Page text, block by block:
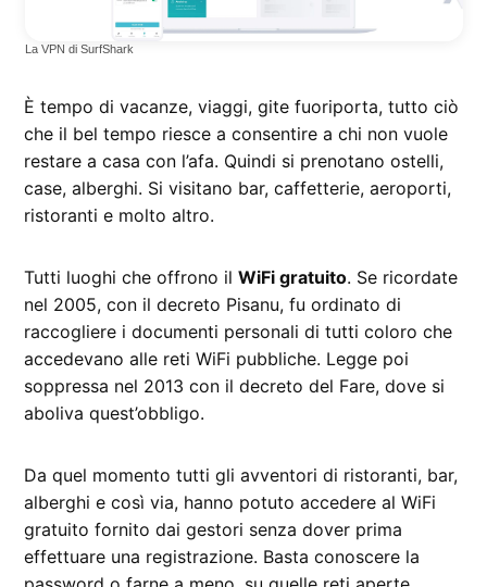
La VPN di SurfShark
È tempo di vacanze, viaggi, gite fuoriporta, tutto ciò
che il bel tempo riesce a consentire a chi non vuole
restare a casa con l’afa. Quindi si prenotano ostelli,
case, alberghi. Si visitano bar, caffetterie, aeroporti,
ristoranti e molto altro.
Tutti luoghi che offrono ilWiFi gratuito. Se ricordate
nel 2005, con il decreto Pisanu, fu ordinato di
raccogliere i documenti personali di tutti coloro che
accedevano alle reti WiFi pubbliche. Legge poi
soppressa nel 2013 con il decreto del Fare, dove si
aboliva quest’obbligo.
Da quel momento tutti gli avventori di ristoranti, bar,
alberghi e così via, hanno potuto accedere al WiFi
gratuito fornito dai gestori senza dover prima
effettuare una registrazione. Basta conoscere la